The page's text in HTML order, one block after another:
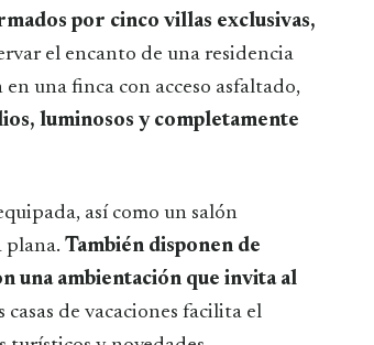
por cinco villas exclusivas,
el encanto de una residencia
una finca con acceso asfaltado,
luminosos y completamente
así como un salón
plana. También disponen de
una ambientación que invita al
casas de vacaciones facilita el